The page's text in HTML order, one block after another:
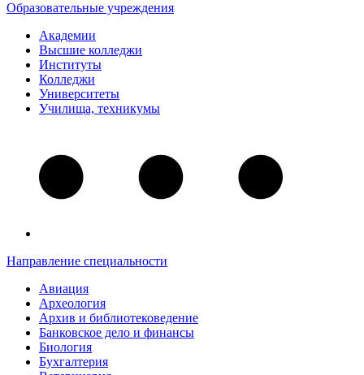
Образовательные учреждения
Академии
Высшие колледжи
Институты
Колледжи
Университеты
Училища, техникумы
Направление специальности
Авиация
Археология
Архив и библиотековедение
Банковское дело и финансы
Биология
Бухгалтерия